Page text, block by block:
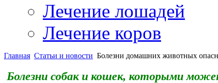
Лечение лошадей
Лечение коров
Главная Статьи и новости Болезни домашних животных
Болезни собак и кошек, которыми